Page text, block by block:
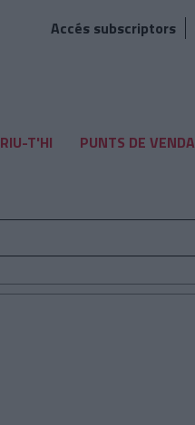
Accés subscriptors
T'HI PUNTS DE VENDA